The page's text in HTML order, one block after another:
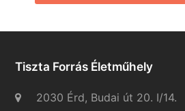
Tiszta Forrás Életműhely
2030 Érd, Budai út 20. I/14.